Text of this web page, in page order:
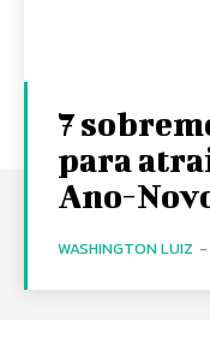
7
para
Ano-
WASHINGTON LUIZ -